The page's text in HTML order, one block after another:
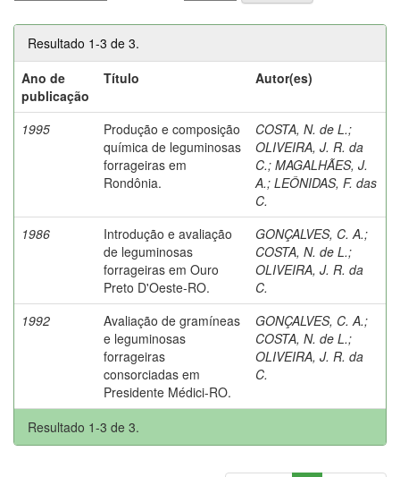
Resultado 1-3 de 3.
Ano de
publicação
Título Autor(es)
1995
Produção e composição
química de leguminosas
forrageiras em
Rondônia.
COSTA, N. de L.;
OLIVEIRA, J. R. da
C.; MAGALHÃES, J.
A.; LEÔNIDAS, F. das
C.
1986
Introdução e avaliação
de leguminosas
forrageiras em Ouro
Preto D'Oeste-RO.
GONÇALVES, C. A.;
COSTA, N. de L.;
OLIVEIRA, J. R. da
C.
1992
Avaliação de gramíneas
e leguminosas
forrageiras
consorciadas em
Presidente Médici-RO.
GONÇALVES, C. A.;
COSTA, N. de L.;
OLIVEIRA, J. R. da
C.
Resultado 1-3 de 3.